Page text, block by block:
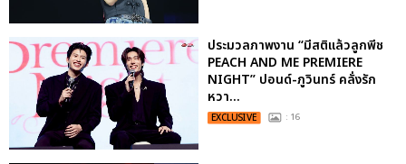
ประมวลภาพงาน “มีสติแล้วลูกพีช
PEACH AND ME PREMIERE
NIGHT” ปอนด์-ภูวินทร์ คลั่งรัก
หวา...
EXCLUSIVE : 16